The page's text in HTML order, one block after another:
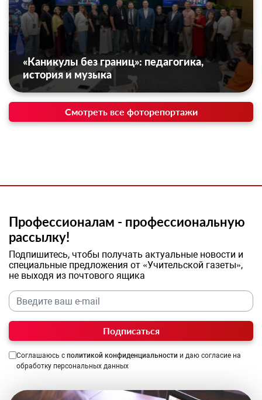
«Каникулы без границ»: педагогика,
история и музыка
Смотреть все фоторепортажи
Профессионалам - профессиональную
рассылку!
Подпишитесь, чтобы получать актуальные новости и
специальные предложения от «Учительской газеты»,
не выходя из почтового ящика
Подписаться
Соглашаюсь с политикой конфиденциальности и даю согласие на
обработку персональных данных